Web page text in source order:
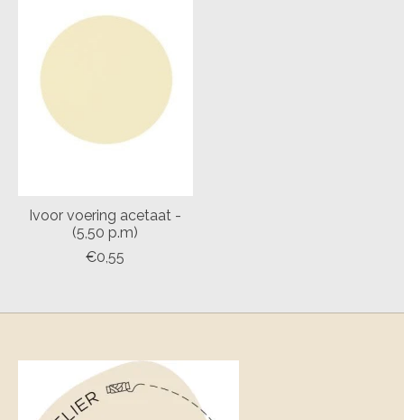
Ivoor voering acetaat -
(5,50 p.m)
€0,55